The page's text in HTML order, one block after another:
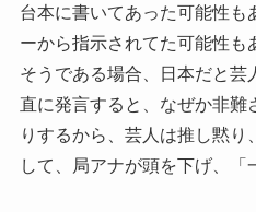
台本に書いてあった可能性も
ーから指示されてた可能性も
そうである場合、日本だと芸
直に発言すると、なぜか非難
りするから、芸人は推し黙り
して、局アナが頭を下げ、「